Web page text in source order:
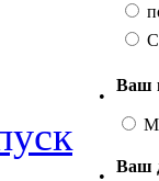
•
Ваш
•
Ваш